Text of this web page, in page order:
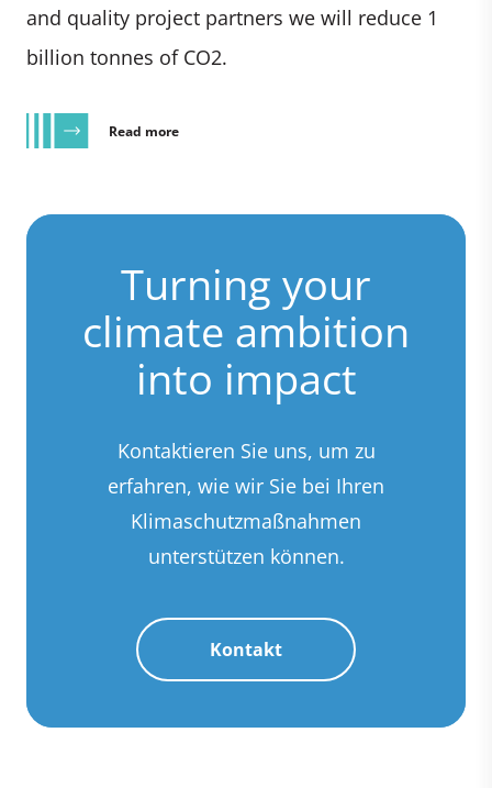
and quality project partners we will reduce 1
billion tonnes of CO2.
Read more
Turning your
climate ambition
into impact
Kontaktieren Sie uns, um zu
erfahren, wie wir Sie bei Ihren
Klimaschutzmaßnahmen
unterstützen können.
Kontakt